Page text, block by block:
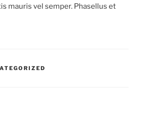
mauris vel semper. Phasellus et